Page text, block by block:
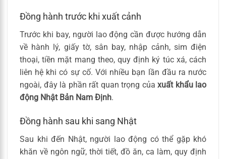
Đồng hành trước khi xuất cảnh
Trước khi bay, người lao động cần được hướng dẫn
về hành lý, giấy tờ, sân bay, nhập cảnh, sim điện
thoại, tiền mặt mang theo, quy định ký túc xá, cách
liên hệ khi có sự cố. Với nhiều bạn lần đầu ra nước
ngoài, đây là phần rất quan trọng của xuất khẩu lao
động Nhật Bản Nam Định.
Đồng hành sau khi sang Nhật
Sau khi đến Nhật, người lao động có thể gặp khó
khăn về ngôn ngữ, thời tiết, đồ ăn, ca làm, quy định